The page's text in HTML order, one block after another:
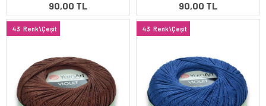
90,00 TL 90,00 TL
43 Renk\Çeşit 43 Renk\Çeşit